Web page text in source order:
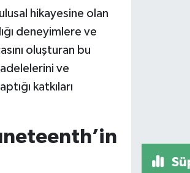
hikayesine olan
deneyimlere ve
oluşturan bu
ve
katkıları